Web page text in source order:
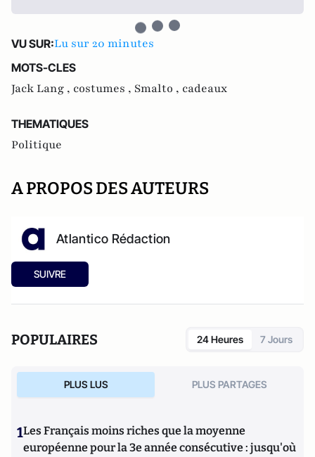
VU SUR:Lu sur 20 minutes
MOTS-CLES
Jack Lang , costumes , Smalto , cadeaux
THEMATIQUES
Politique
A PROPOS DES AUTEURS
Atlantico Rédaction
SUIVRE
POPULAIRES 24 Heures 7 Jours
PLUS LUS PLUS PARTAGES
1Les Français moins riches que la moyenne
européenne pour la 3e année consécutive : jusqu'où